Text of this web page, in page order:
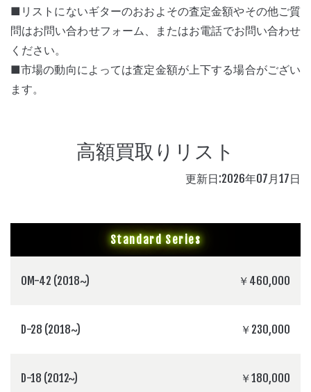
■リストにないギターのおおよその査定金額やその他ご質
問はお問い合わせフォーム、またはお電話でお問い合わせ
ください。
■市場の動向によっては査定金額が上下する場合がござい
ます。
高額買取りリスト
更新日:2026年07月17日
Standard Series
OM-42 (2018~) ￥460,000
D-28 (2018~) ￥230,000
D-18 (2012~) ￥180,000